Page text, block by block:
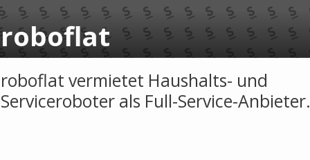
roboflat
roboflat vermietet Haushalts- und
Serviceroboter als Full-Service-Anbieter.